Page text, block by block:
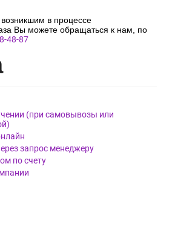
в процессе
Вы можете обращаться к нам, по
48-87
(при самовывозы или
запрос менеджеру
по счету